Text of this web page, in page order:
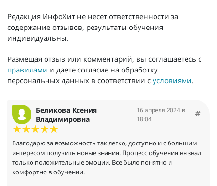
Редакция ИнфоХит не несет ответственности за
содержание отзывов, результаты обучения
индивидуальны.
Размещая отзыв или комментарий, вы соглашаетесь с
правилами и даете согласие на обработку
персональных данных в соответствии с условиями.
Беликова Ксения
Владимировна
16 апреля 2024 в
18:04
Благодарю за возможность так легко, доступно и с большим
интересом получить новые знания. Процесс обучения вызвал
только положительные эмоции. Все было понятно и
комфортно в обучении.